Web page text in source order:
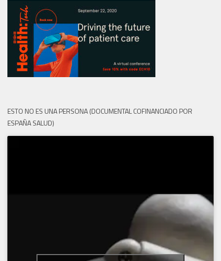
ESTO NO ES UNA PERSONA (DOCUMENTAL COFINANCIADO POR
ESPAÑA SALUD)